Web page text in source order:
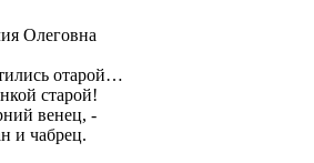
Олеговна
отарой…
старой!
венец, -
и чабрец.